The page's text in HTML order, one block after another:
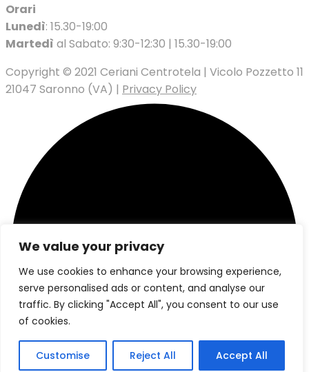
We value your privacy
We use cookies to enhance your browsing experience,
serve personalised ads or content, and analyse our
traffic. By clicking "Accept All", you consent to our use
of cookies.
Customise Reject All Accept All
Orari
Lunedì: 15.30-19:00
Martedì al Sabato: 9:30-12:30 | 15.30-19:00
Copyright © 2021 Ceriani Centrotela | Vicolo Pozzetto 11
21047 Saronno (VA) | Privacy Policy